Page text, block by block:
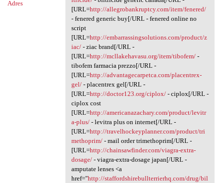
Adres
[URL=http://allegrobankruptcy.com/item/fenered/
- fenered generic buy[/URL - fenered online no
script
[URL=http://embarrassingsolutions.com/product/z
iac/- ziac brand[/URL -
[URL=http://mcllakehavasu.org/item/tibofem/-
tibofem farmacia prezzo[/URL -
[URL=http://advantagecarpetca.com/placentrex-
gel/- placentrex gel[/URL -
[URL=http://doctor123.org/ciplox/- ciplox[/URL -
ciplox cost
[URL=http://americanazachary.com/product/levitr
a-plus/- levitra plus on internet[/URL -
[URL=http://travelhockeyplanner.com/product/tri
methoprim/- mail order trimethoprim[/URL -
[URL=http://chainsawfinder.com/viagra-extra-
dosage/- viagra-extra-dosage japan[/URL -
amputate lenses <a
href="http://staffordshirebullterrierhq.com/drug/bil